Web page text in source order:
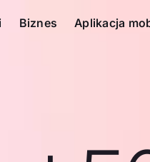
Biznes Aplikacja